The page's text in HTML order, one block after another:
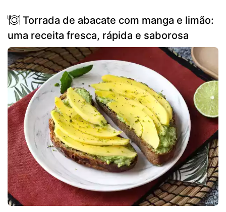
Torrada de abacate com manga e limão:
uma receita fresca, rápida e saborosa